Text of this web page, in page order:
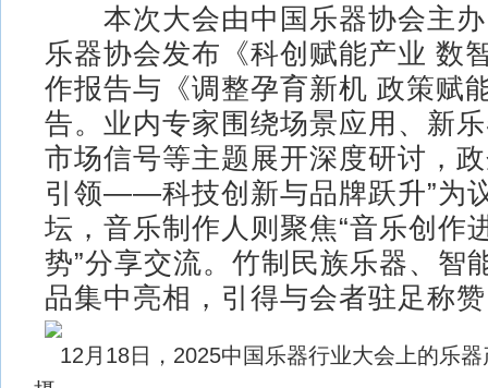
本次大会由中国乐器协会主办
乐器协会发布《科创赋能产业 数
作报告与《调整孕育新机 政策赋
告。业内专家围绕场景应用、新
市场信号等主题展开深度研讨，
引领——科技创新与品牌跃升”为
坛，音乐制作人则聚焦“音乐创作
势”分享交流。竹制民族乐器、智
品集中亮相，引得与会者驻足称
12月18日，2025中国乐器行业大会上的乐